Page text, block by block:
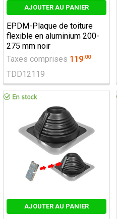
AJOUTER AU PANIER
EPDM-Plaque de toiture
flexible en aluminium 200-
275 mm noir
Taxes comprises 119.00
TDD12119
AJOUTER AU PANIER